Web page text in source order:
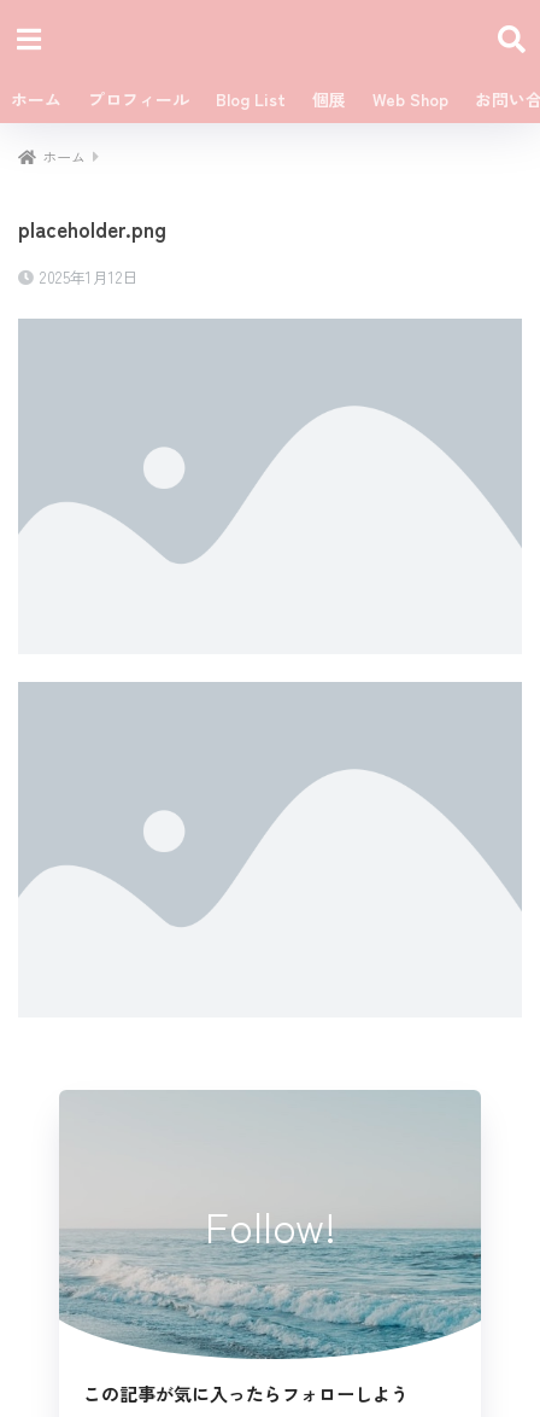
ホーム プロフィール Blog List 個展 Web Shop お問い
ホーム
placeholder.png
2025年1月12日
Follow!
この記事が気に入ったらフォローしよう